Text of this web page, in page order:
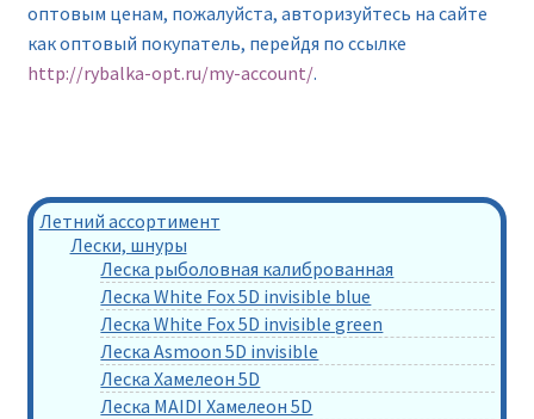
оптовым ценам, пожалуйста, авторизуйтесь на сайте
как оптовый покупатель, перейдя по ссылке
http://rybalka-opt.ru/my-account/.
Летний ассортимент
Лески, шнуры
Леска рыболовная калиброванная
Леска White Fox 5D invisible blue
Леска White Fox 5D invisible green
Леска Asmoon 5D invisible
Леска Хамелеон 5D
Леска MAIDI Хамелеон 5D